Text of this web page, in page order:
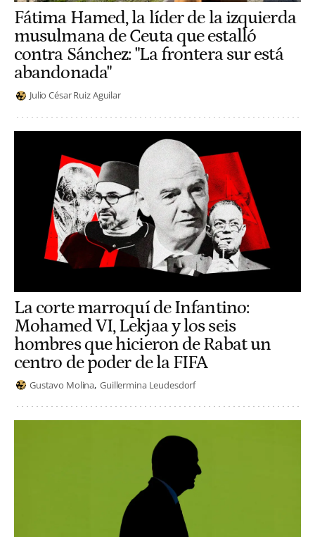
Fátima Hamed, la líder de la izquierda
musulmana de Ceuta que estalló
contra Sánchez: "La frontera sur está
abandonada"
Julio César Ruiz Aguilar
La corte marroquí de Infantino:
Mohamed VI, Lekjaa y los seis
hombres que hicieron de Rabat un
centro de poder de la FIFA
Gustavo Molina Guillermina Leudesdorf